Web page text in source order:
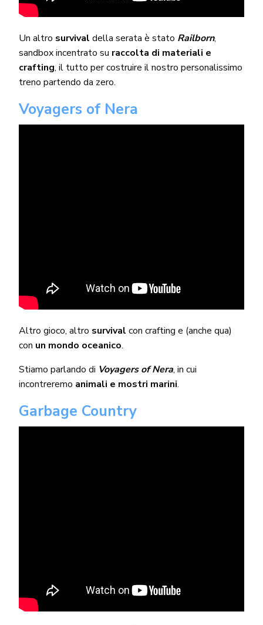
Un altro survivaldella serata è stato Railborn,
sandbox incentrato su raccolta di materiali e
crafting, il tutto per costruire il nostro personalissimo
treno partendo da zero.
Voyagers of Nera
Altro gioco, altro survivalcon crafting e (anche qua)
con un mondo oceanico.
Stiamo parlando di Voyagers of Nera, in cui
incontreremo animali e mostri marini.
Garbage Country